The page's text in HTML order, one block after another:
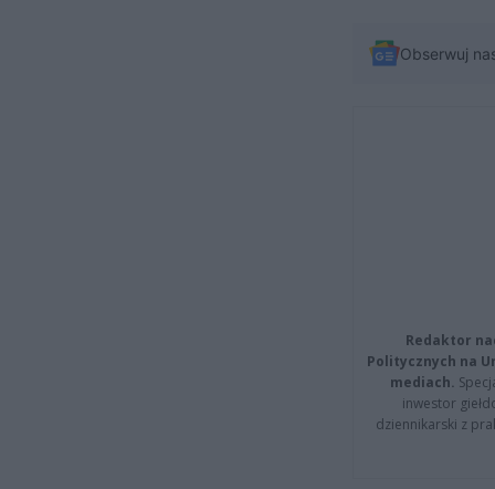
Obserwuj
Redaktor
Politycznych na
mediach.
inwestor
dziennikarski z